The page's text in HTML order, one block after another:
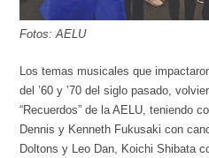
Fotos: AELU
Los temas musicales que
del ’60 y ’70 del siglo pasado,
“Recuerdos” de la AELU, teniendo
Dennis y Kenneth Fukusaki con
Doltons y Leo Dan, Koichi Shibata